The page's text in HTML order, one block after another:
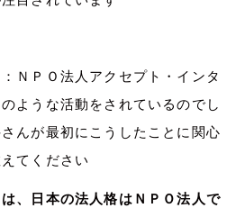
ＮＰＯ法人アクセプト・インタ
ような活動をされているのでし
んが最初にこうしたことに関心
てください
、日本の法人格はＮＰＯ法人で